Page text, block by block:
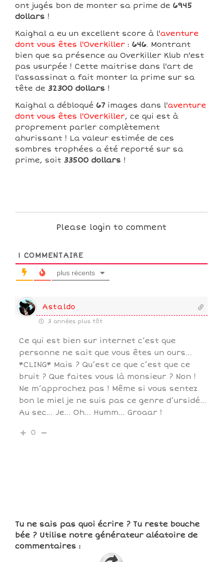
ont jugés bon de monter sa prime de 6945
dollars !
Kaighal a eu un excellent score à l'aventure
dont vous êtes l'Overkiller : 646. Montrant
bien que sa présence au Overkiller Klub n'est
pas usurpée ! Cette maitrise dans l'art de
l'assassinat a fait monter la prime sur sa
tête de 32300 dollars !
Kaighal a débloqué 67 images dans l'aventure
dont vous êtes l'Overkiller, ce qui est à
proprement parler complètement
ahurissant ! La valeur estimée de ces
sombres trophées a été reporté sur sa
prime, soit 33500 dollars !
Please login to comment
1 COMMENTAIRE
plus récents
Astaldo
3 années plus tôt
Ce qui est bien sur internet c’est que
personne ne sait que vous êtes un ours…
*CLING* Mais ? Qu’est ce que c’est que ce
bruit ? Que faites vous là monsieur ? Non !
Ne m’approchez pas ! Même si vous sentez
bon le miel je ne suis pas ce genre d’ursidé…
Au sec… Je… Oh… Humm… Groaar !
0
Tu ne sais pas quoi écrire ? Tu reste bouche
bée ? Utilise notre générateur aléatoire de
commentaires :